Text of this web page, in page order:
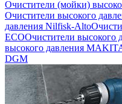
Очистители (мойки)
Очистители высокого
давления Nilfisk-Alto
ECOОчистители высокого
высокого давления
DGM